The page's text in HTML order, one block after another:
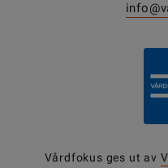
Vårdfokus ges ut av